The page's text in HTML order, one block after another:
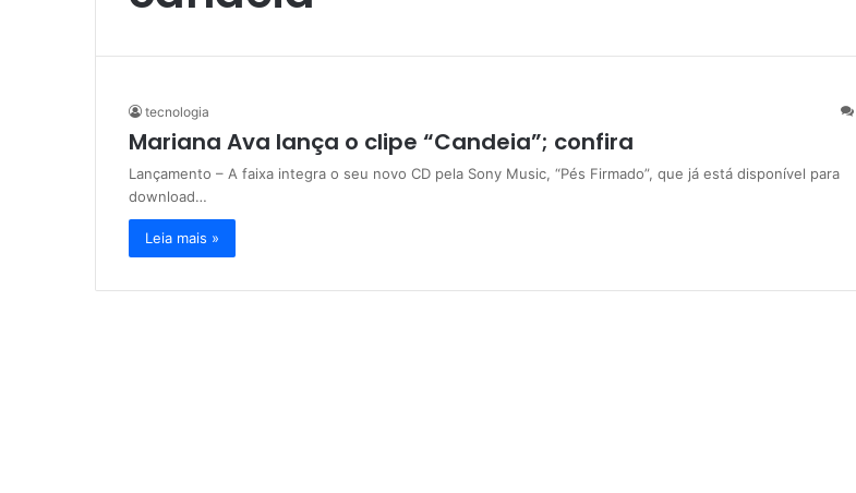
tecnologia
Mariana Ava lança o clipe “Candeia”; confira
Lançamento – A faixa integra o seu novo CD pela Sony Music, “Pés Firmado”, que já está disponível para
download…
Leia mais »